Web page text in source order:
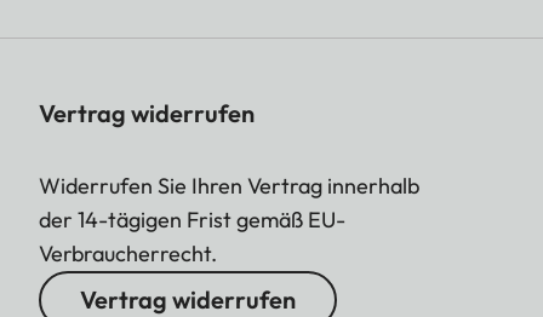
Vertrag widerrufen
Widerrufen Sie Ihren Vertrag innerhalb
der 14-tägigen Frist gemäß EU-
Verbraucherrecht.
Vertrag widerrufen